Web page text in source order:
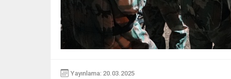
Yayınlama: 20.03.2025